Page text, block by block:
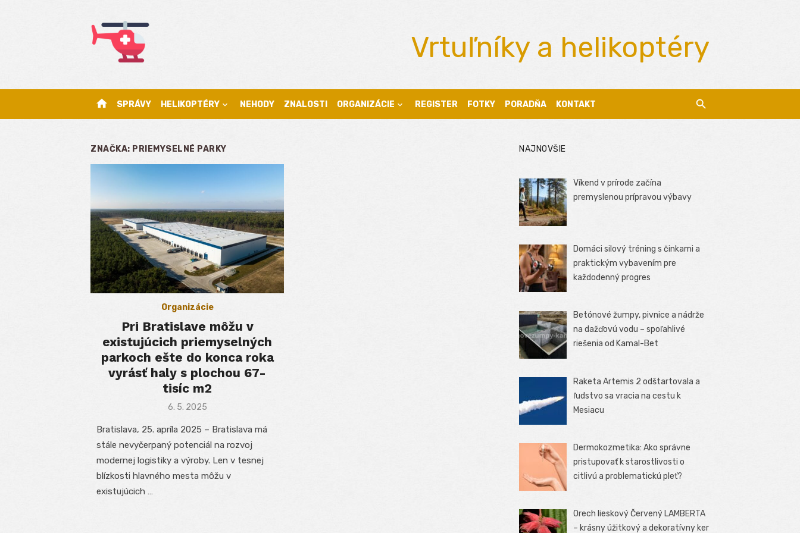
Vrtuľníky a helikoptéry
home SPRÁVY HELIKOPTÉRY NEHODY ZNALOSTI ORGANIZÁCIE REGISTER FOTKY PORADŇA KONTAKT
ZNAČKA: PRIEMYSELNÉ PARKY
Organizácie
Pri Bratislave môžu v
existujúcich priemyselných
parkoch ešte do konca roka
vyrásť haly s plochou 67-
tisíc m2
Posted
6. 5. 2025
Bratislava, 25. apríla 2025 – Bratislava má
stále nevyčerpaný potenciál na rozvoj
modernej logistiky a výroby. Len v tesnej
blízkosti hlavného mesta môžu v
existujúcich …
NAJNOVŠIE
Víkend v prírode začína
premyslenou prípravou výbavy
Domáci silový tréning s činkami a
praktickým vybavením pre
každodenný progres
Betónové žumpy, pivnice a nádrže
na dažďovú vodu – spoľahlivé
riešenia od Kamal-Bet
Raketa Artemis 2 odštartovala a
ľudstvo sa vracia na cestu k
Mesiacu
Dermokozmetika: Ako správne
pristupovať k starostlivosti o
citlivú a problematickú pleť?
Orech lieskový Červený LAMBERTA
– krásny úžitkový a dekoratívny ker